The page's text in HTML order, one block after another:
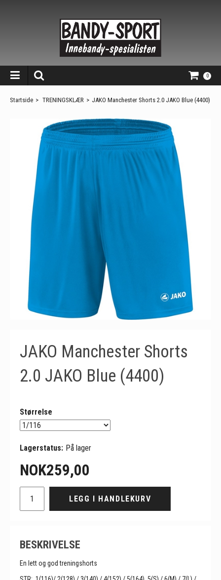
0
Startside > TRENINGSKLÆR > JAKO Manchester Shorts 2.0 JAKO Blue (4400)
JAKO Manchester Shorts
2.0 JAKO Blue (4400)
Størrelse
Lagerstatus: På lager
NOK259,00
LEGG I HANDLEKURV
BESKRIVELSE
En lett og god treningshorts